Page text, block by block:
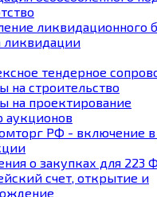
ликвидационного
ликвидации
тендерное
на строительство
на проектирование
аукционов
РФ - включение в
о закупках для 223
счет, открытие и